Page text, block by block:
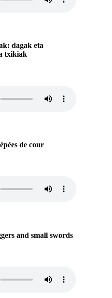
dagak eta
txikiak
de cour
and small swords